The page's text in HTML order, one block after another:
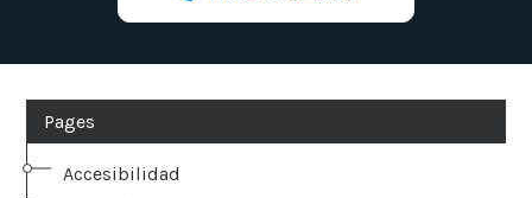
Pages
Accesibilidad